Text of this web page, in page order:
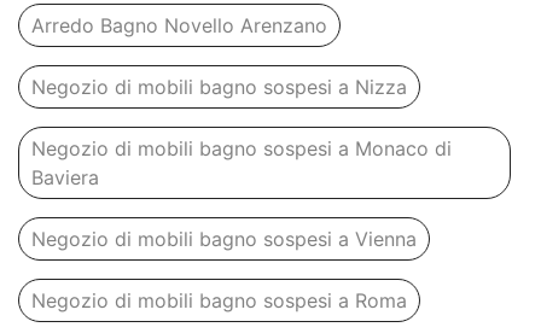
Arredo Bagno Novello Arenzano
Negozio di mobili bagno sospesi a Nizza
Negozio di mobili bagno sospesi a Monaco di
Baviera
Negozio di mobili bagno sospesi a Vienna
Negozio di mobili bagno sospesi a Roma